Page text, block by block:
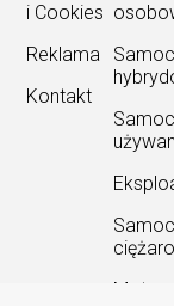
i Cookies
Reklama
Kontakt